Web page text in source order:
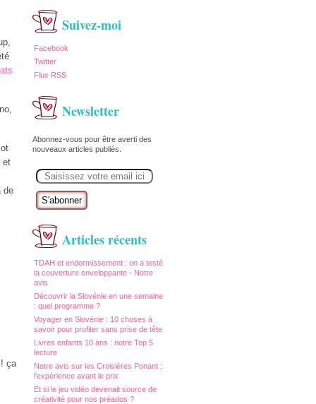
Suivez-moi
Facebook
Twitter
Flux RSS
Newsletter
Abonnez-vous pour être averti des
nouveaux articles publiés.
m
Articles récents
TDAH et endormissement : on a testé
la couverture enveloppante - Notre
avis
Découvrir la Slovénie en une semaine
: quel programme ?
Voyager en Slovénie : 10 choses à
savoir pour profiter sans prise de tête
Livres enfants 10 ans : notre Top 5
lecture
Notre avis sur les Croisières Ponant :
l'expérience avant le prix
Et si le jeu vidéo devenait source de
créativité pour nos préados ?
et
de
ça